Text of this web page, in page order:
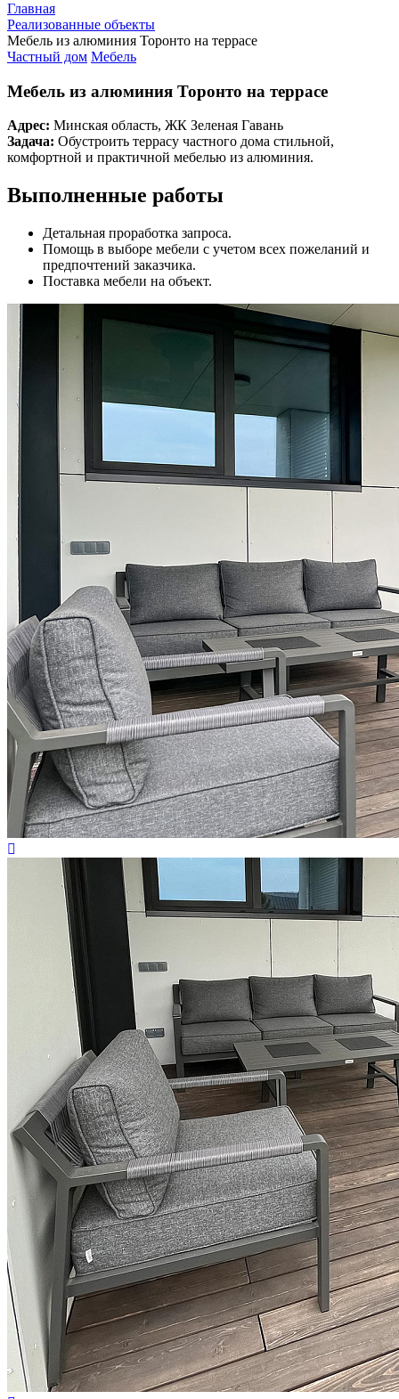
Главная
Реализованные объекты
Мебель из алюминия Торонто на террасе
Частный дом Мебель
Мебель из алюминия Торонто на террасе
Адрес: Минская область, ЖК Зеленая Гавань
Задача: Обустроить террасу частного дома стильной,
комфортной и практичной мебелью из алюминия.
Выполненные работы
Детальная проработка запроса.
Помощь в выборе мебели с учетом всех пожеланий и
предпочтений заказчика.
Поставка мебели на объект.